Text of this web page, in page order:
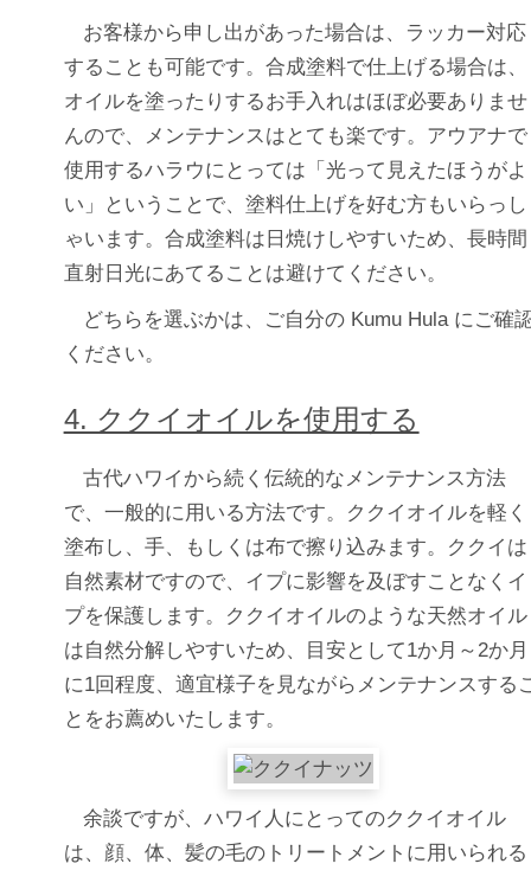
お客様から申し出があった場合は、ラッカー対応
することも可能です。合成塗料で仕上げる場合は、
オイルを塗ったりするお手入れはほぼ必要ありませ
んので、メンテナンスはとても楽です。アウアナで
使用するハラウにとっては「光って見えたほうがよ
い」ということで、塗料仕上げを好む方もいらっし
ゃいます。合成塗料は日焼けしやすいため、長時間
直射日光にあてることは避けてください。
どちらを選ぶかは、ご自分の Kumu Hula にご確
ください。
4. ククイオイルを使用する
古代ハワイから続く伝統的なメンテナンス方法
で、一般的に用いる方法です。ククイオイルを軽く
塗布し、手、もしくは布で擦り込みます。ククイは
自然素材ですので、イプに影響を及ぼすことなくイ
プを保護します。ククイオイルのような天然オイル
は自然分解しやすいため、目安として1か月～2か月
に1回程度、適宜様子を見ながらメンテナンスする
とをお薦めいたします。
余談ですが、ハワイ人にとってのククイオイル
は、顔、体、髪の毛のトリートメントに用いられる